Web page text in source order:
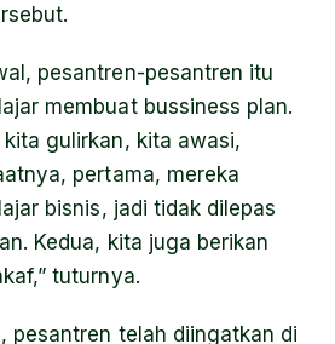
pesantren-pesantren itu
membuat bussiness plan.
gulirkan, kita awasi,
pertama, mereka
bisnis, jadi tidak dilepas
Kedua, kita juga berikan
tuturnya.
pesantren telah diingatkan di